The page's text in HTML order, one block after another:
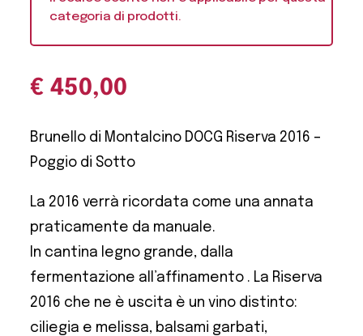
categoria di prodotti.
€ 450,00
Brunello di Montalcino DOCG Riserva 2016 –
Poggio di Sotto
La 2016 verrà ricordata come una annata
praticamente da manuale.
In cantina legno grande, dalla
fermentazione all’affinamento . La Riserva
2016 che ne è uscita è un vino distinto:
ciliegia e melissa, balsami garbati,